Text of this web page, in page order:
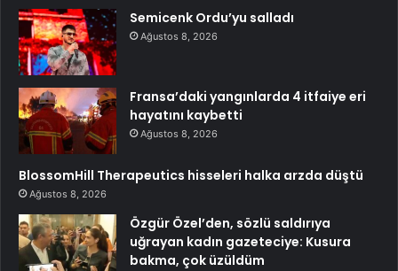
Semicenk Ordu’yu salladı
Ağustos 8, 2026
Fransa’daki yangınlarda 4 itfaiye eri
hayatını kaybetti
Ağustos 8, 2026
BlossomHill Therapeutics hisseleri halka arzda düştü
Ağustos 8, 2026
Özgür Özel’den, sözlü saldırıya
uğrayan kadın gazeteciye: Kusura
bakma, çok üzüldüm